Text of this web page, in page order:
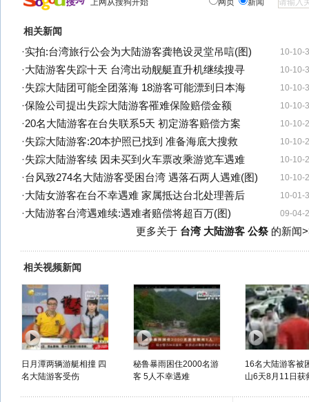
上网从搜狗开始 网页 新闻
相关新闻
10-10-
·实拍:台湾旅行公会为大陆游客龚艳设灵堂吊唁(图)
10-10-
·大陆游客失踪十天 台湾出动舰艇直升机继续搜寻
10-10-
·失踪大陆团可能全团落海 18游客可能漂到日本海
10-10-
·保险公司提出失踪大陆游客罹难保险赔偿金额
10-10-
·20名大陆游客在台失联系5天 初定游客赔偿方案
10-10-
·失踪大陆游客:20本护照已找到 准备海底大搜救
10-10-
·失踪大陆游客续 因未买到火车票改乘游览车遇难
10-10-
·台风致274名大陆游客受困台湾 遇落石两人遇难(图)
10-01-
·大陆女游客在台不幸遇难 家属抵达台北处理善后
09-04-
·大陆游客台湾遇难续:遇难者赔偿将超百万(图)
更多关于 台湾 大陆游客 公祭的新闻
相关视频新闻
日月潭两辆游艇相撞 四
名大陆游客受伤
秘鲁暴雨困住2000名游
客 5人不幸遇难
16名大陆游客被
山6天8月11日获